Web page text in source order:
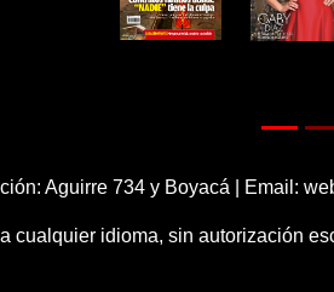
Aguirre 734 y Boyacá | Email:
cualquier idioma, sin autorización